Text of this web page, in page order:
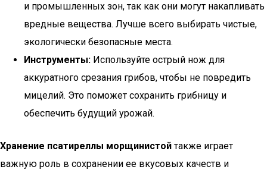
и промышленных зон, так как они могут накапливать
вредные вещества. Лучше всего выбирать чистые,
экологически безопасные места.
Инструменты: Используйте острый нож для
аккуратного срезания грибов, чтобы не повредить
мицелий. Это поможет сохранить грибницу и
обеспечить будущий урожай.
Хранение псатиреллы морщинистойтакже играет
важную роль в сохранении ее вкусовых качеств и